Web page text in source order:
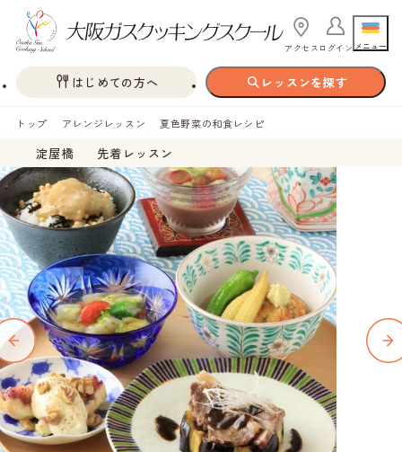
アクセス ログイン メニュー
はじめての方へ レッスンを探す
トップ アレンジレッスン 夏色野菜の和食レシピ
淀屋橋 先着レッスン